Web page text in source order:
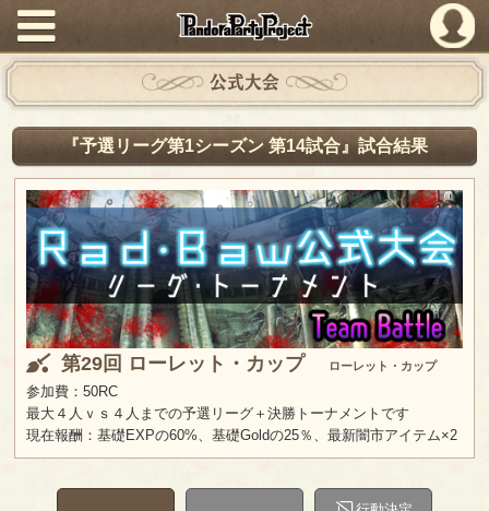
PandoraPartyProject
公式大会
『予選リーグ第1シーズン 第14試合』試合結果
第29回 ローレット・カップ ローレット・カップ
参加費：50RC
最大４人ｖｓ４人までの予選リーグ＋決勝トーナメントです
現在報酬：基礎EXPの60%、基礎Goldの25％、最新闇市アイテム×2